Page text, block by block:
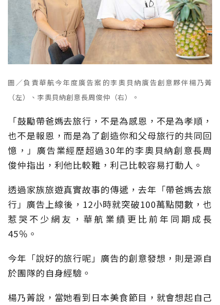
圖／負責華航今年度廣告案的李奧貝納廣告創意夥伴楊乃菁
（左）、李奧貝納創意長周俊仲（右）。
「鼓勵帶爸媽去旅行，不是為感恩，不是為孝順，
也不是報恩，而是為了創造你和父母旅行的共同回
憶，」廣告業經歷超過30年的李奧貝納創意長周
俊仲指出，利他比較難，利己比較容易打動人。
透過家族旅遊真實故事的傳遞，去年「帶爸媽去旅
行」廣告上線後，12小時就突破100萬點閱數，也
惹哭不少網友，華航業績更比前年同期成長
45％。
今年「說好的旅行呢」廣告的創意發想，則是源自
於團隊的自身經驗。
楊乃菁說，當她看到日本美食節目，就會想起自己